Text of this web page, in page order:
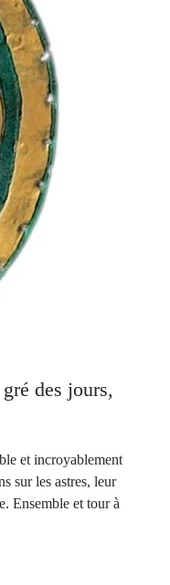
des jours,
et incroyablement
sur les astres, leur
Ensemble et tour à